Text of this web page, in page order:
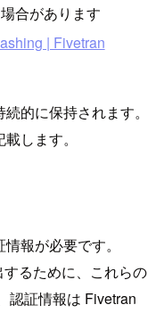
合があります
| Fivetran
的に保持されます。
します。
報が必要です。
るために、これらの
認証情報は Fivetran